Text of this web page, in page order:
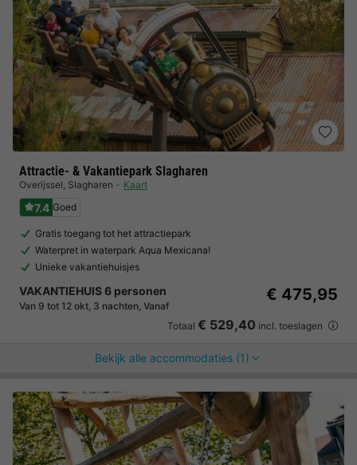
Attractie- & Vakantiepark Slagharen
Overijssel, Slagharen Kaart
7.4 Goed
Gratis toegang tot het attractiepark
Waterpret in waterpark Aqua Mexicana!
Unieke vakantiehuisjes
VAKANTIEHUIS 6 personen
Van 9 tot 12 okt, 3 nachten, Vanaf
€ 475,95
Totaal € 529,40 incl. toeslagen
Bekijk alle accommodaties (1)